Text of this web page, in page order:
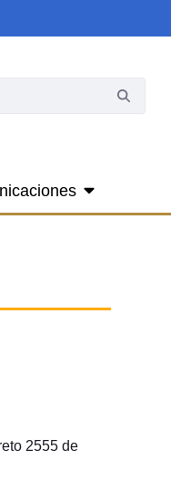
2555 de